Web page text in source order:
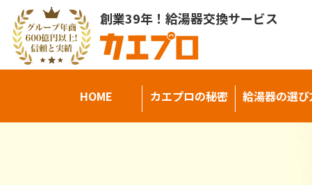
創業39年！給湯器交換サービス
HOME カエプロの秘密 給湯器の選